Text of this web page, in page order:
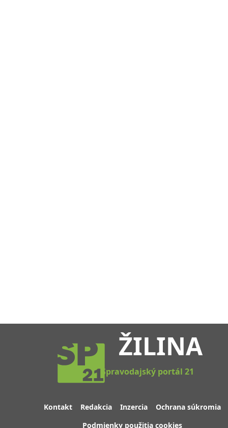
ŽILINA
Spravodajský portál 21
Kontakt Redakcia Inzercia
Ochrana súkromia
Podmienky použitia cookies